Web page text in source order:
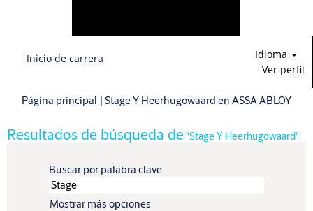
Inicio de carrera
Idioma
Ver perfil
Página principal | Stage Y Heerhugowaard en ASSA ABLOY
Resultados de búsqueda de "Stage Y Heerhugowaard".
Buscar por palabra clave
Mostrar más opciones